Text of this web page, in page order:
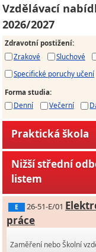
Vzdělávací
2026/2027
Zdravotní postižení:
Zrakové
Sluchové
Specifické poruchy učení
Forma studia:
Denní
Večerní
Praktická škola
Nižší střední
listem
E 26-51-E/01
práce
Zaměření nebo Školní